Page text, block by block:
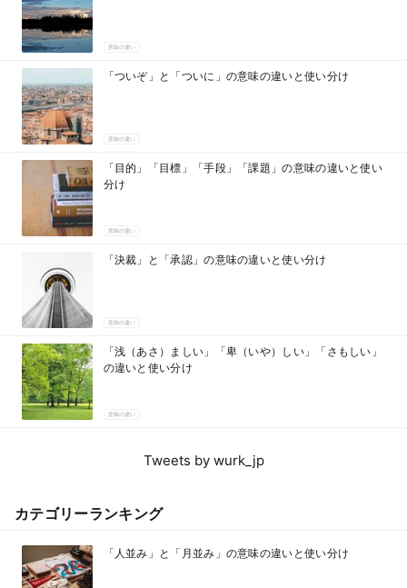
意味の違い
「ついぞ」と「ついに」の意味の違いと使い分け
意味の違い
「目的」「目標」「手段」「課題」の意味の違いと使い
分け
意味の違い
「決裁」と「承認」の意味の違いと使い分け
意味の違い
「浅（あさ）ましい」「卑（いや）しい」「さもしい」
の違いと使い分け
意味の違い
Tweets by wurk_jp
カテゴリーランキング
「人並み」と「月並み」の意味の違いと使い分け